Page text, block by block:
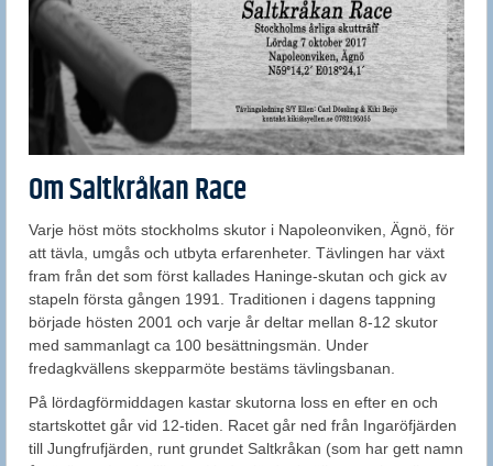
Om Saltkråkan Race
Varje höst möts stockholms skutor i Napoleonviken, Ägnö, för
att tävla, umgås och utbyta erfarenheter. Tävlingen har växt
fram från det som först kallades Haninge-skutan och gick av
stapeln första gången 1991. Traditionen i dagens tappning
började hösten 2001 och varje år deltar mellan 8-12 skutor
med sammanlagt ca 100 besättningsmän. Under
fredagkvällens skepparmöte bestäms tävlingsbanan.
På lördagförmiddagen kastar skutorna loss en efter en och
startskottet går vid 12-tiden. Racet går ned från Ingaröfjärden
till Jungfrufjärden, runt grundet Saltkråkan (som har gett namn